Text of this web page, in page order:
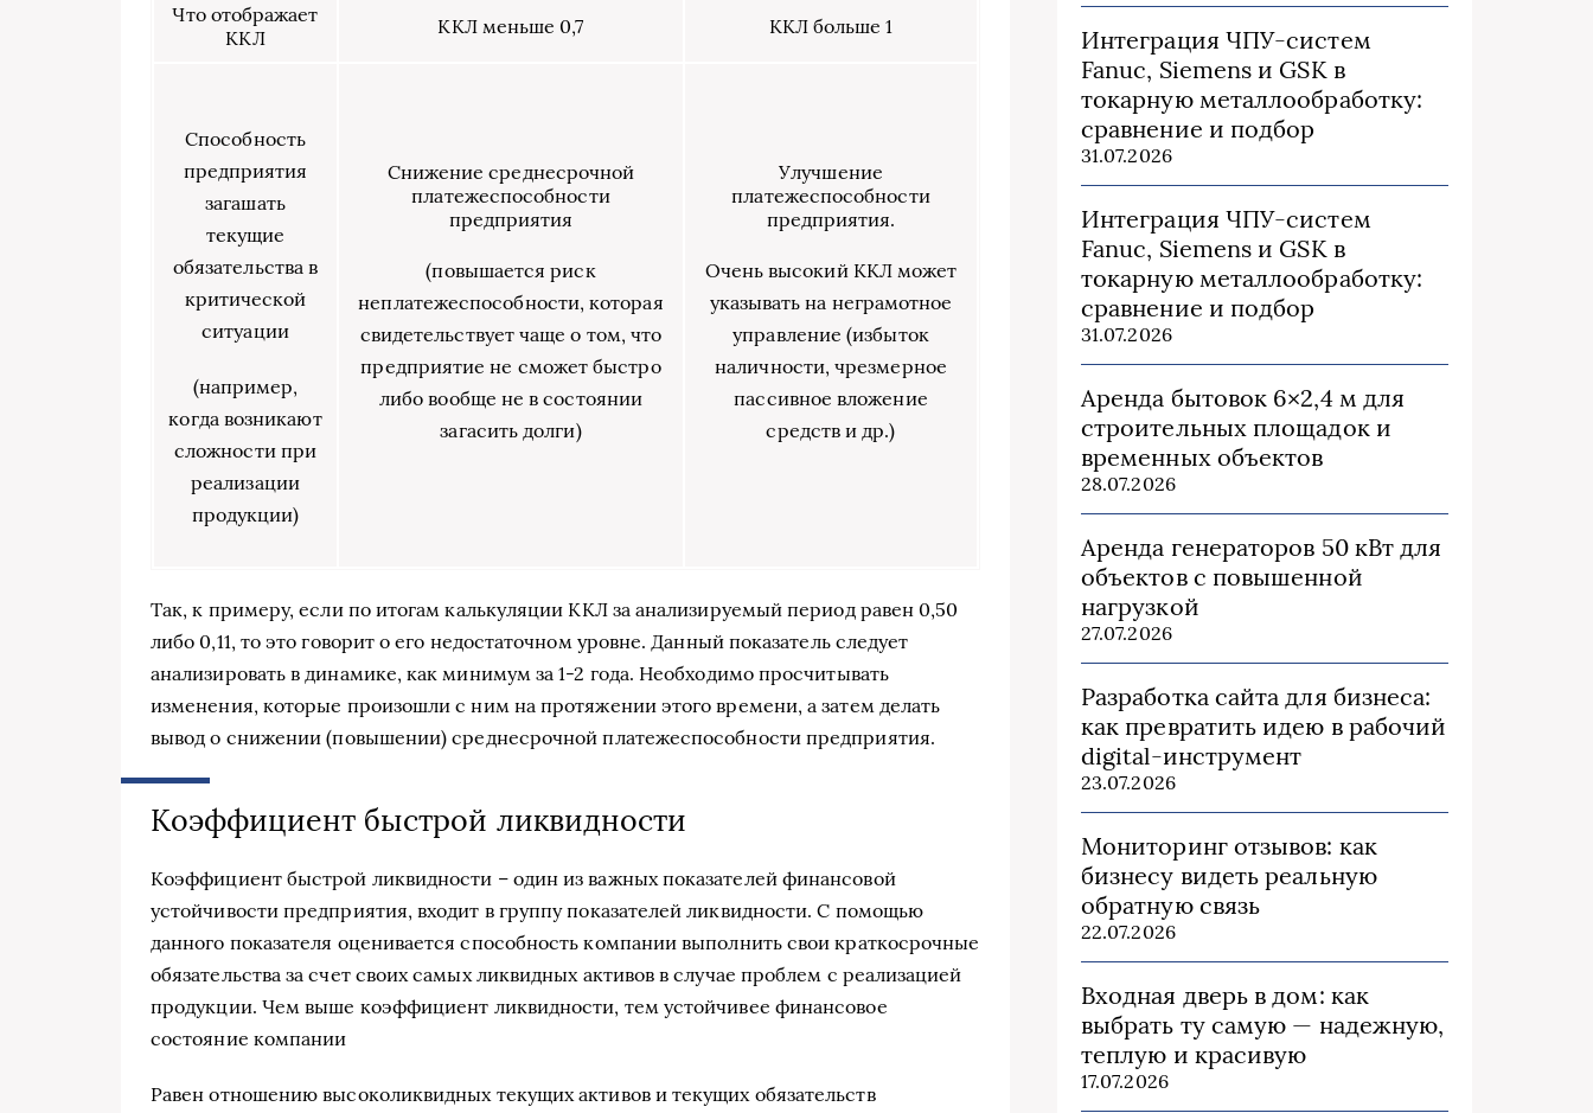
Что отображает
ККЛ
ККЛ меньше 0,7 ККЛ больше 1
Способность
предприятия
загашать
текущие
обязательства в
критической
ситуации
(например,
когда возникают
сложности при
реализации
продукции)
Снижение среднесрочной
платежеспособности
предприятия
(повышается риск
неплатежеспособности, которая
свидетельствует чаще о том, что
предприятие не сможет быстро
либо вообще не в состоянии
загасить долги)
Улучшение
платежеспособности
предприятия.
Очень высокий ККЛ может
указывать на неграмотное
управление (избыток
наличности, чрезмерное
пассивное вложение
средств и др.)
Так, к примеру, если по итогам калькуляции ККЛ за анализируемый период равен 0,50
либо 0,11, то это говорит о его недостаточном уровне. Данный показатель следует
анализировать в динамике, как минимум за 1-2 года. Необходимо просчитывать
изменения, которые произошли с ним на протяжении этого времени, а затем делать
вывод о снижении (повышении) среднесрочной платежеспособности предприятия.
Коэффициент быстрой ликвидности
Коэффициент быстрой ликвидности – один из важных показателей финансовой
устойчивости предприятия, входит в группу показателей ликвидности. С помощью
данного показателя оценивается способность компании выполнить свои краткосрочные
обязательства за счет своих самых ликвидных активов в случае проблем с реализацией
продукции. Чем выше коэффициент ликвидности, тем устойчивее финансовое
состояние компании
Равен отношению высоколиквидных текущих активов и текущих обязательств
Интеграция ЧПУ-систем
Fanuc, Siemens и GSK в
токарную металлообработку:
сравнение и подбор
31.07.2026
Интеграция ЧПУ-систем
Fanuc, Siemens и GSK в
токарную металлообработку:
сравнение и подбор
31.07.2026
Аренда бытовок 6×2,4 м для
строительных площадок и
временных объектов
28.07.2026
Аренда генераторов 50 кВт для
объектов с повышенной
нагрузкой
27.07.2026
Разработка сайта для бизнеса:
как превратить идею в рабочий
digital-инструмент
23.07.2026
Мониторинг отзывов: как
бизнесу видеть реальную
обратную связь
22.07.2026
Входная дверь в дом: как
выбрать ту самую — надежную,
теплую и красивую
17.07.2026